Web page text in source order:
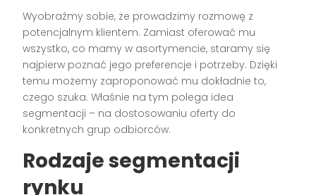
Wyobraźmy sobie, że prowadzimy rozmowę z
potencjalnym klientem. Zamiast oferować mu
wszystko, co mamy w asortymencie, staramy się
najpierw poznać jego preferencje i potrzeby. Dzięki
temu możemy zaproponować mu dokładnie to,
czego szuka. Właśnie na tym polega idea
segmentacji – na dostosowaniu oferty do
konkretnych grup odbiorców.
Rodzaje segmentacji
rynku